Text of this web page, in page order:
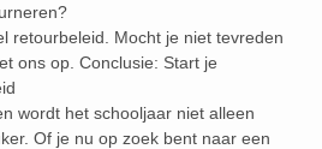
retourbeleid. Mocht je niet tevreden
ons op. Conclusie: Start je
wordt het schooljaar niet alleen
Of je nu op zoek bent naar een